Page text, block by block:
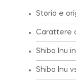
Storia e
Carattere
Shiba Inu
Shiba Inu